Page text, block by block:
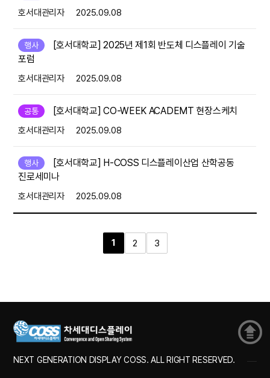
호서대관리자 2025.09.08
행사
[호서대학교] 2025년 제1회 반도체 디스플레이 기술
포럼
호서대관리자 2025.09.08
공통 [호서대학교] CO-WEEK ACADEMT 현장스케치
호서대관리자 2025.09.08
행사
[호서대학교] H-COSS 디스플레이산업 산학공동
진로세미나
호서대관리자 2025.09.08
1 2 3
NEXT GENERATION DISPLAY COSS. ALL RIGHT RESERVED.